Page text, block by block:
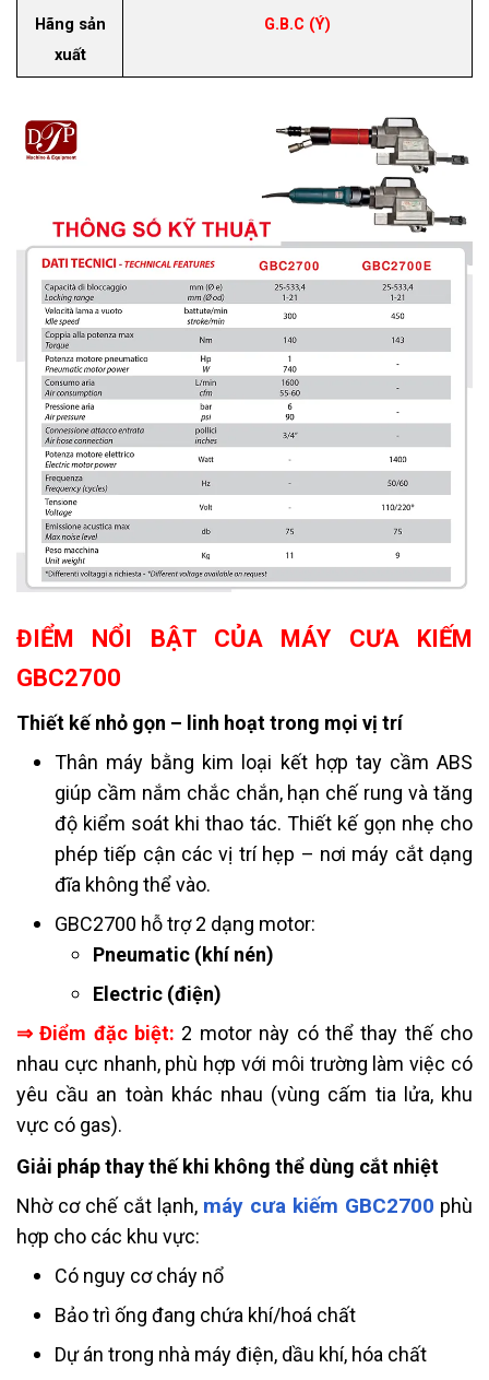
Hãng sản
xuất
G.B.C (Ý)
ĐIỂM NỔI BẬT CỦA MÁY CƯA KIẾM
GBC2700
Thiết kế nhỏ gọn – linh hoạt trong mọi vị trí
Thân máy bằng kim loại kết hợp tay cầm ABS
giúp cầm nắm chắc chắn, hạn chế rung và tăng
độ kiểm soát khi thao tác. Thiết kế gọn nhẹ cho
phép tiếp cận các vị trí hẹp – nơi máy cắt dạng
đĩa không thể vào.
GBC2700 hỗ trợ 2 dạng motor:
Pneumatic (khí nén)
Electric (điện)
⇒ Điểm đặc biệt: 2 motor này có thể thay thế cho
nhau cực nhanh, phù hợp với môi trường làm việc có
yêu cầu an toàn khác nhau (vùng cấm tia lửa, khu
vực có gas).
Giải pháp thay thế khi không thể dùng cắt nhiệt
Nhờ cơ chế cắt lạnh, máy cưa kiếm GBC2700 phù
hợp cho các khu vực:
Có nguy cơ cháy nổ
Bảo trì ống đang chứa khí/hoá chất
Dự án trong nhà máy điện, dầu khí, hóa chất